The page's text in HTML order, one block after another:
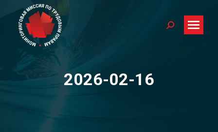
Search:
2026-02-16
You are here: